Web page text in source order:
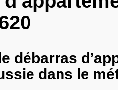
débarras
dans le